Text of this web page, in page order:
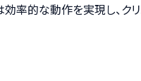
率的な動作を実現し、ク